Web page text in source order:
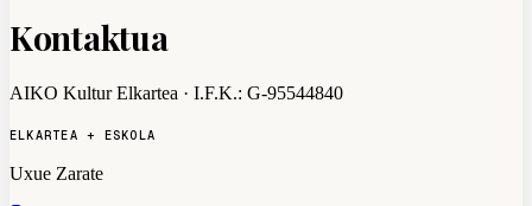
Kontaktua
AIKO Kultur Elkartea · I.F.K.: G-95544840
ELKARTEA + ESKOLA
Uxue Zarate